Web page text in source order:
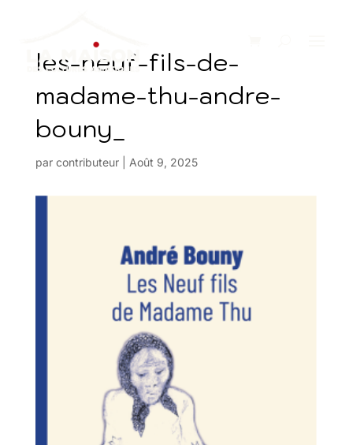
les-neuf-fils-de-
madame-thu-andre-
bouny_
par contributeur| Août 9, 2025